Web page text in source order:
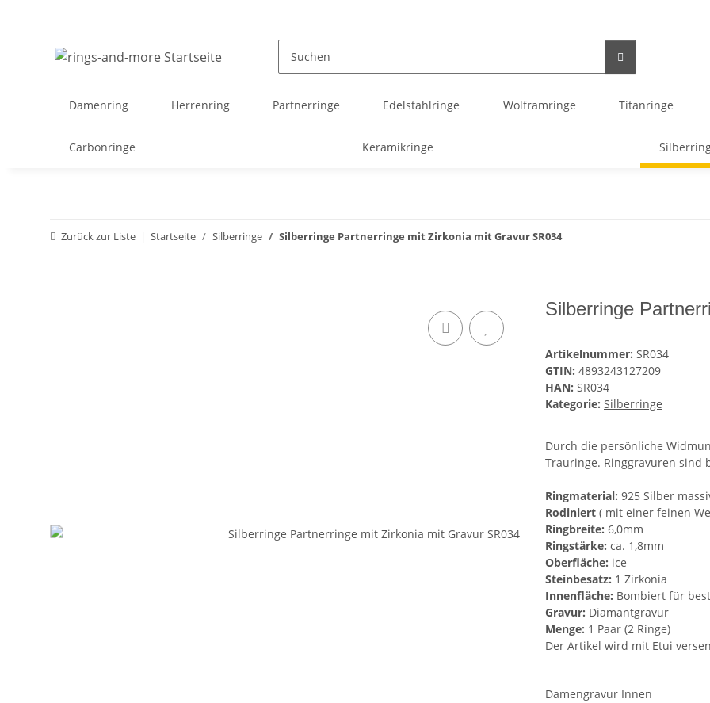
Damenring Herrenring Partnerringe Edelstahlringe Wolframringe Titanringe
Carbonringe Keramikringe
Zurück zur Liste Startseite Silberringe Silberringe Partnerringe mit Zirkonia mit Gravur SR034
Silberringe
Artikelnummer: SR034
GTIN: 4893243127209
HAN: SR034
Kategorie: Silberringe
Durch die persönliche
Trauringe. Ringgravuren sind
Ringmaterial: 925 Silber
Rodiniert ( mit einer feinen
Ringbreite: 6,0mm
Ringstärke: ca. 1,8mm
Oberfläche: ice
Steinbesatz: 1 Zirkonia
Innenfläche: Bombiert für
Gravur: Diamantgravur
Menge: 1 Paar (2 Ringe)
Der Artikel wird mit Etui
Damengravur Innen